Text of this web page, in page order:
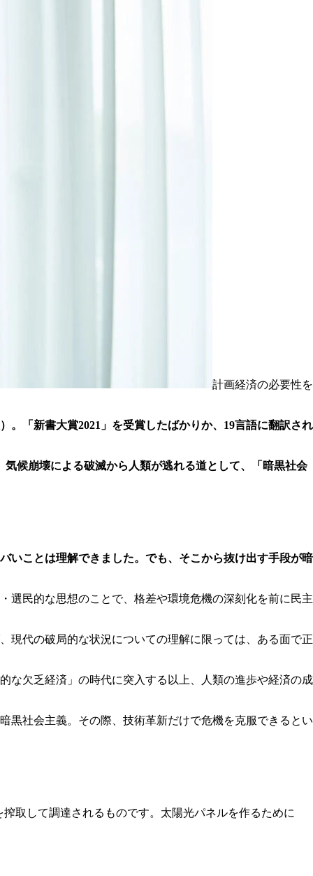
計画経済の必要性を
「新書大賞2021」を受賞したばかりか、19言語に翻訳され
候崩壊による破滅から人類が逃れる道として、「暗黒社会
ことは理解できました。でも、そこから抜け出す手段が暗
民的な思想のことで、格差や環境危機の深刻化を前に民主
現代の破局的な状況についての理解に限っては、ある面で正
な欠乏経済」の時代に突入する以上、人類の進歩や経済の成
黒社会主義。その際、技術革新だけで危機を克服できるとい
取して調達されるものです。太陽光パネルを作るために